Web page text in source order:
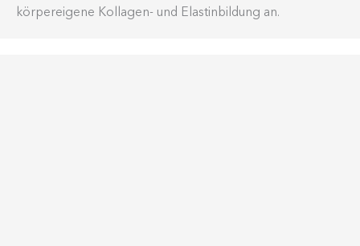
körper­eigene Kollagen- und Elast­in­bildung an.